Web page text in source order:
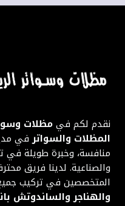
نقدم لكم فيمظلات
المظلات والسواترفي
منافسة، وخبرة طويلة في
والصناعية. لدينا فريق
المتخصصين في تركيب
والهناجر والساندوتش